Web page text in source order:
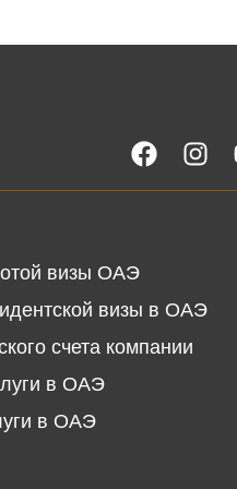
визы ОАЭ
визы в ОАЭ
счета компании
в ОАЭ
в ОАЭ